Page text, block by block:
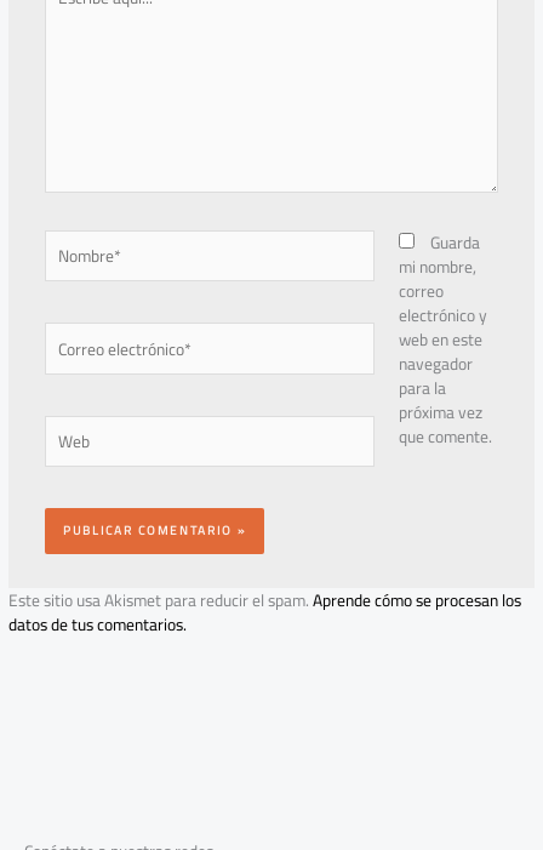
aquí...
Nombre*
Correo
electrónico*
Web
Guarda
mi nombre,
correo
electrónico y
web en este
navegador
para la
próxima vez
que comente.
Este sitio usa Akismet para reducir el spam.Aprende cómo se procesan los
datos de tus comentarios.